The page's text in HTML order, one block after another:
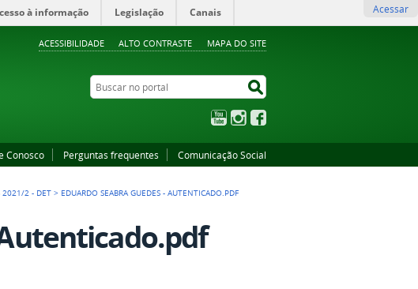
ACESSIBILIDADE ALTO CONTRASTE MAPA DO SITE
à informação Legislação Canais Acessar
Buscar no portal
YouTubeInstagram
Conosco Perguntas frequentes Comunicação Social
2021/2 - DET > EDUARDO SEABRA GUEDES - AUTENTICADO.PDF